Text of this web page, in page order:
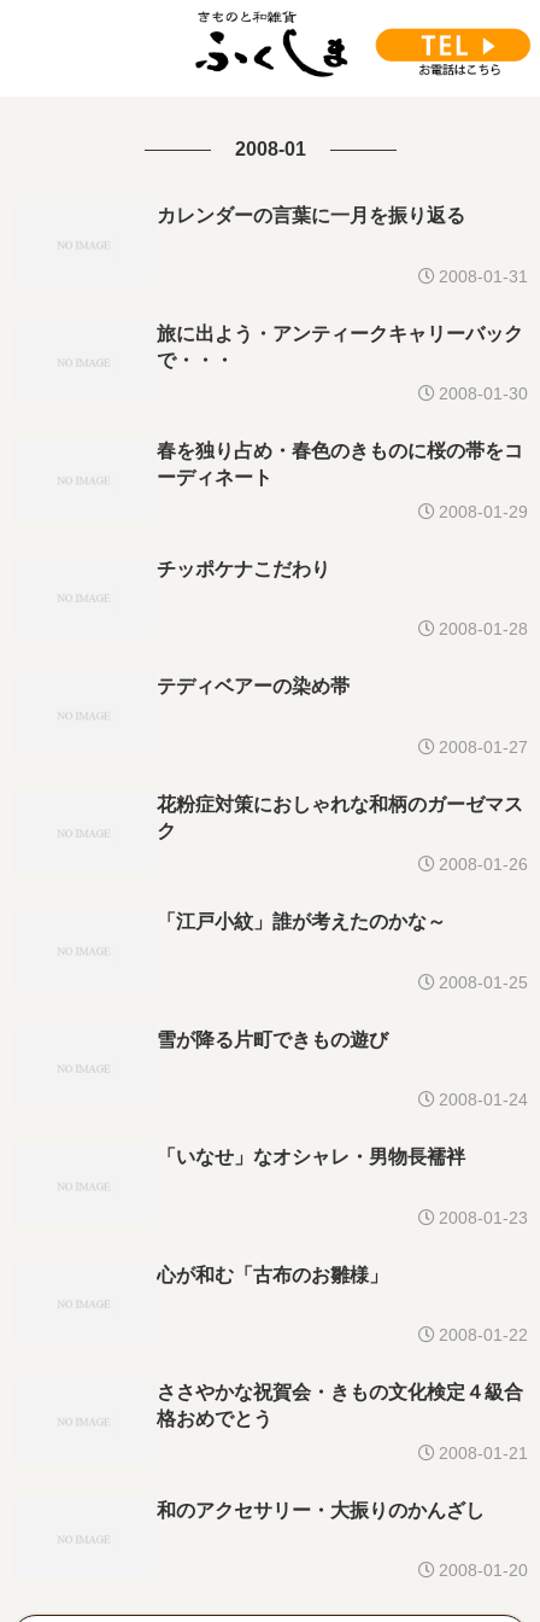
2008-01
カレンダーの言葉に一月を振り返る
2008-01-31
旅に出よう・アンティークキャリーバック
で・・・
2008-01-30
春を独り占め・春色のきものに桜の帯をコ
ーディネート
2008-01-29
チッポケナこだわり
2008-01-28
テディベアーの染め帯
2008-01-27
花粉症対策におしゃれな和柄のガーゼマス
ク
2008-01-26
「江戸小紋」誰が考えたのかな～
2008-01-25
雪が降る片町できもの遊び
2008-01-24
「いなせ」なオシャレ・男物長襦袢
2008-01-23
心が和む「古布のお雛様」
2008-01-22
ささやかな祝賀会・きもの文化検定４級合
格おめでとう
2008-01-21
和のアクセサリー・大振りのかんざし
2008-01-20